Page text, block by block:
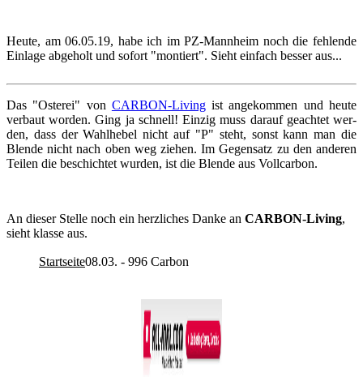
Heute, am 06.05.19, habe ich im PZ-​​​Mannheim noch die feh­len­de
Ein­la­ge ab­ge­holt und so­fort "mon­tiert". Sieht ein­fach bes­ser aus...
Das "Os­ter­ei" von CARBON-​​​Livingist an­ge­kom­men und heute
ver­baut wor­den. Ging ja schnell! Ein­zig muss dar­auf ge­ach­tet wer­
den, dass der Wahl­he­bel nicht auf "P" steht, sonst kann man die
Blen­de nicht nach oben weg zie­hen. Im Ge­gen­satz zu den an­de­ren
Tei­len die be­schich­tet wur­den, ist die Blen­de aus Voll­car­bon.
An die­ser Stel­le noch ein herz­li­ches Danke an CARBON-​​​Living,
sieht klas­se aus.
Startseite08.03. - 996 Carbon